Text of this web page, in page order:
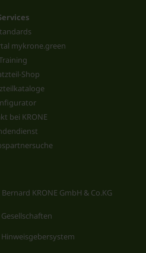
mykrone.green
Shop
bei KRONE
KRONE GmbH & Co.KG
Gesellschaften